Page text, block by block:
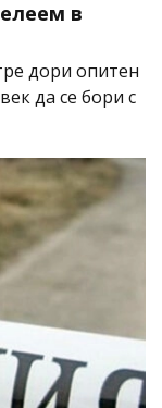
в
дори опитен
да се бори с